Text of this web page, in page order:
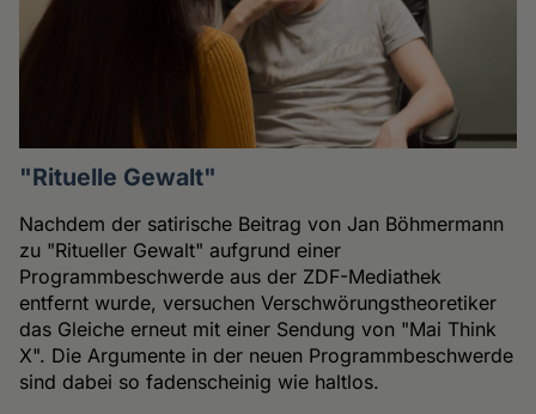
"Rituelle Gewalt"
Nachdem der satirische Beitrag von Jan Böhmermann
zu "Ritueller Gewalt" aufgrund einer
Programmbeschwerde aus der ZDF-Mediathek
entfernt wurde, versuchen Verschwörungstheoretiker
das Gleiche erneut mit einer Sendung von "Mai Think
X". Die Argumente in der neuen Programmbeschwerde
sind dabei so fadenscheinig wie haltlos.